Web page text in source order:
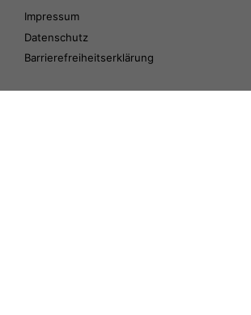
Impressum
Datenschutz
Barrierefreiheitserklärung